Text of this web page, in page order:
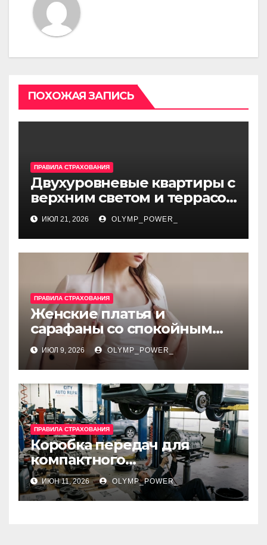
ПОХОЖАЯ ЗАПИСЬ
ПРАВИЛА СТРАХОВАНИЯ
Двухуровневые квартиры с
верхним светом и террасой
в готовом жилом
комплексе
ИЮЛ 21, 2026 OLYMP_POWER_
ПРАВИЛА СТРАХОВАНИЯ
Женские платья и
сарафаны со спокойным
силуэтом, комфортной
посадкой и размерами 42–
48
ИЮЛ 9, 2026 OLYMP_POWER_
ПРАВИЛА СТРАХОВАНИЯ
Коробка передач для
компактного
внедорожника: виды,
совместимость и
особенности замены
ИЮН 11, 2026 OLYMP_POWER_